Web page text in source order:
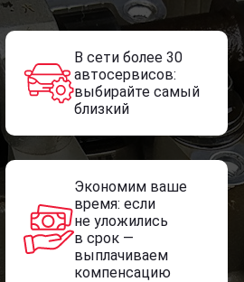
В сети более 30
автосервисов:
выбирайте самый
близкий
Экономим ваше
время: если
не уложились
в срок —
выплачиваем
компенсацию